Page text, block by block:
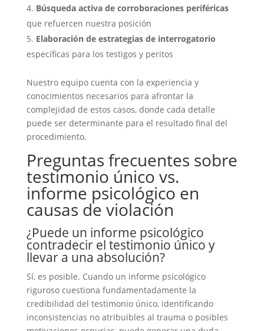
Búsqueda activa de corroboraciones periféricas
que refuercen nuestra posición
Elaboración de estrategias de interrogatorio
específicas para los testigos y peritos
Nuestro equipo cuenta con la experiencia y
conocimientos necesarios para afrontar la
complejidad de estos casos, donde cada detalle
puede ser determinante para el resultado final del
procedimiento.
Preguntas frecuentes sobre
testimonio único vs.
informe psicológico en
causas de violación
¿Puede un informe psicológico
contradecir el testimonio único y
llevar a una absolución?
Sí, es posible. Cuando un informe psicológico
riguroso cuestiona fundamentadamente la
credibilidad del testimonio único, identificando
inconsistencias no atribuibles al trauma o posibles